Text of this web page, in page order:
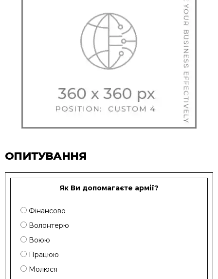
ОПИТУВАННЯ
Як Ви допомагаєте армії?
Фінансово
Волонтерю
Воюю
Працюю
Молюся